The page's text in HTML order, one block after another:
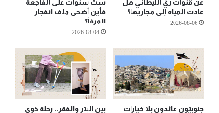
عن قنوات ريّ الليطاني هل
عادت المياه إلى مجاريها؟
2026-08-06
ستّ سنوات على الفاجعة
فأين أضحى ملف انفجار
المرفأ؟
2026-08-04
جنوبيّون عائدون بلا خيارات
بين البتر والفقر.. رحلة ذوي